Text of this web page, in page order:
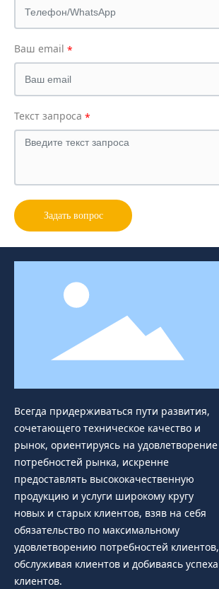
Ваш email
Текст запроса
Задать вопрос
Всегда придерживаться пути развития,
сочетающего техническое качество и
рынок, ориентируясь на удовлетворение
потребностей рынка, искренне
предоставлять высококачественную
продукцию и услуги широкому кругу
новых и старых клиентов, взяв на себя
обязательство по максимальному
удовлетворению потребностей клиентов,
обслуживая клиентов и добиваясь успеха
клиентов.